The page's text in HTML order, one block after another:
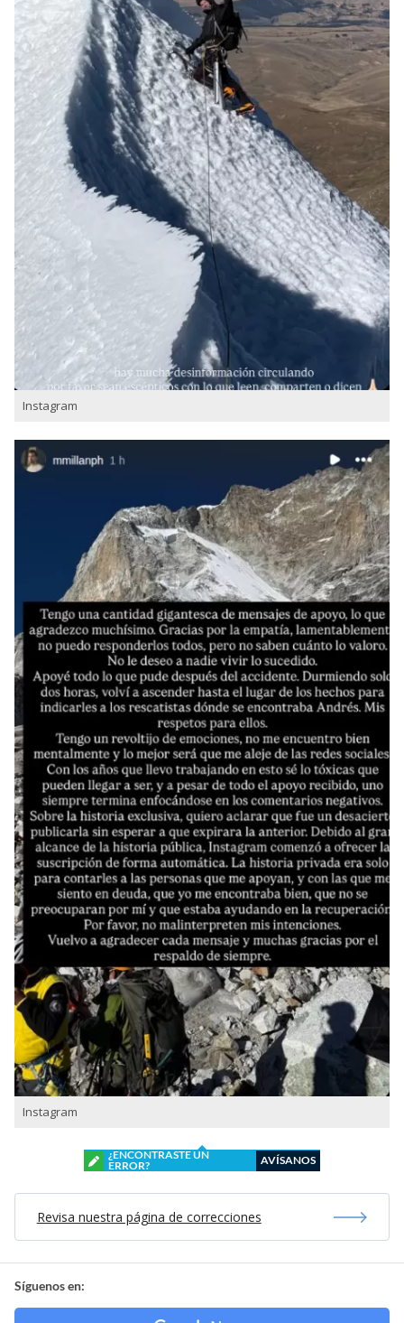
Instagram
Instagram
¿ENCONTRASTE UN
ERROR?
AVÍSANOS
Revisa nuestra página de correcciones
Síguenos en: